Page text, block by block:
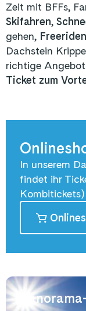
Zeit mit BFFs,
Skifahren,
gehen, Freeriden
Dachstein
richtige
Ticket zum
In unserem
findet ihr